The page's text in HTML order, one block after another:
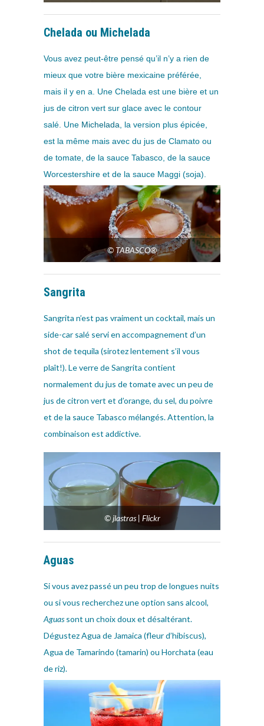
Chelada ou Michelada
Vous avez peut-être pensé qu’il n’y a rien de
mieux que votre bière mexicaine préférée,
mais il y en a. Une Chelada est une bière et un
jus de citron vert sur glace avec le contour
salé. Une Michelada, la version plus épicée,
est la même mais avec du jus de Clamato ou
de tomate, de la sauce Tabasco, de la sauce
Worcestershire et de la sauce Maggi (soja).
© TABASCO®
Sangrita
Sangrita n’est pas vraiment un cocktail, mais un
side-car salé servi en accompagnement d’un
shot de tequila (sirotez lentement s’il vous
plaît!). Le verre de Sangrita contient
normalement du jus de tomate avec un peu de
jus de citron vert et d’orange, du sel, du poivre
et de la sauce Tabasco mélangés. Attention, la
combinaison est addictive.
© jlastras | Flickr
Aguas
Si vous avez passé un peu trop de longues nuits
ou si vous recherchez une option sans alcool,
Aguassont un choix doux et désaltérant.
Dégustez Agua de Jamaica (fleur d’hibiscus),
Agua de Tamarindo (tamarin) ou Horchata (eau
de riz).